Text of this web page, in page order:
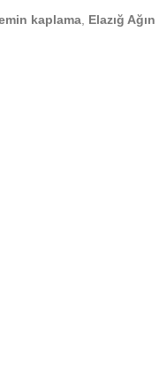
kaplama Elazığ Ağın